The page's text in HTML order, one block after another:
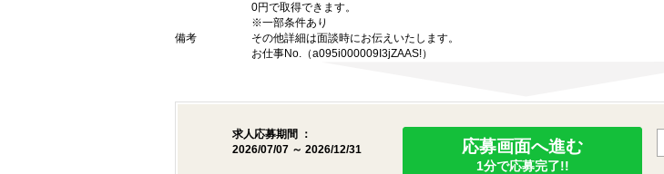
0円で取得できます。
※一部条件あり
備考
その他詳細は面談時にお伝えいたします。
お仕事No.（a095i000009I3jZAAS!）
求人応募期間 ：
2026/07/07 ～ 2026/12/31
応募画面へ進む
1分で応募完了!!